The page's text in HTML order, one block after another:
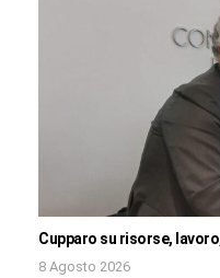
Cupparo su risorse,
8 Agosto 2026